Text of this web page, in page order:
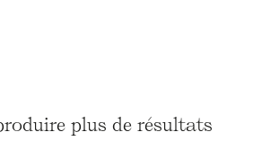
plus de résultats